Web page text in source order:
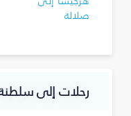
صلالة
رحلات إلى